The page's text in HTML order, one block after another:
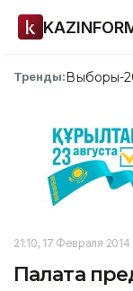
Тренды:Выборы-
21:10, 17 Февраля 2014
Палата